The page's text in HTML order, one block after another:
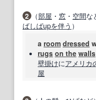
2 （部屋 ・ 窓 ・ 空間な
ばしばupを伴う ）
a room dressed
rugs on the walls
壁掛けにアメリカ
屋